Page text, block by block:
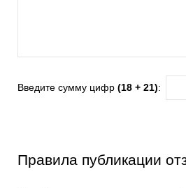
Введите сумму цифр (18 + 21):
Правила публикации